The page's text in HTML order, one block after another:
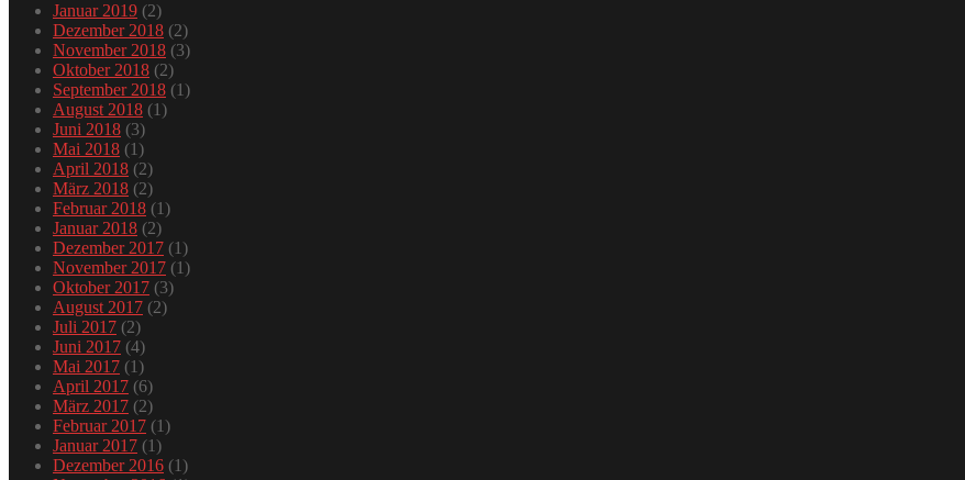
Januar 2019 (2)
Dezember 2018 (2)
November 2018 (3)
Oktober 2018 (2)
September 2018 (1)
August 2018 (1)
Juni 2018 (3)
Mai 2018 (1)
April 2018 (2)
März 2018 (2)
Februar 2018 (1)
Januar 2018 (2)
Dezember 2017 (1)
November 2017 (1)
Oktober 2017 (3)
August 2017 (2)
Juli 2017 (2)
Juni 2017 (4)
Mai 2017 (1)
April 2017 (6)
März 2017 (2)
Februar 2017 (1)
Januar 2017 (1)
Dezember 2016 (1)